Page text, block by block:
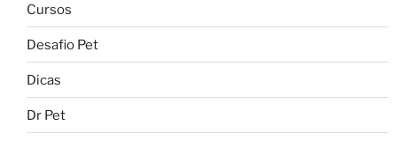
Cursos
Desafio Pet
Dicas
Dr Pet